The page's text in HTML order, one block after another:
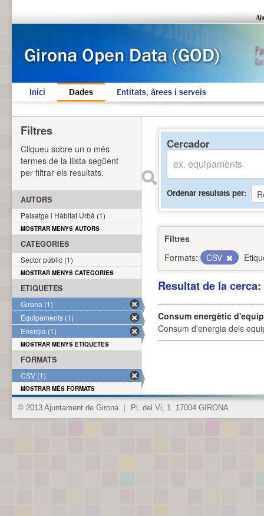
Inici Dades Entitats, àrees i serveis
Cercador
Ordenar resultats per
Filtres
Formats:
CSV
Resultat de la
Consum energètic
Consum d'energia dels
Filtres
Cliqueu sobre un o més
termes de la llista següent
per filtrar els resultats.
AUTORS
Paisatge i Hàbitat Urbà (1)
MOSTRAR MENYS AUTORS
CATEGORIES
Sector públic (1)
MOSTRAR MENYS CATEGORIES
ETIQUETES
Girona (1)
Equipaments (1)
Energia (1)
MOSTRAR MENYS ETIQUETES
FORMATS
CSV (1)
MOSTRAR MÉS FORMATS
© 2013 Ajuntament de Girona Pl. del Vi, 1. 17004 GIRONA